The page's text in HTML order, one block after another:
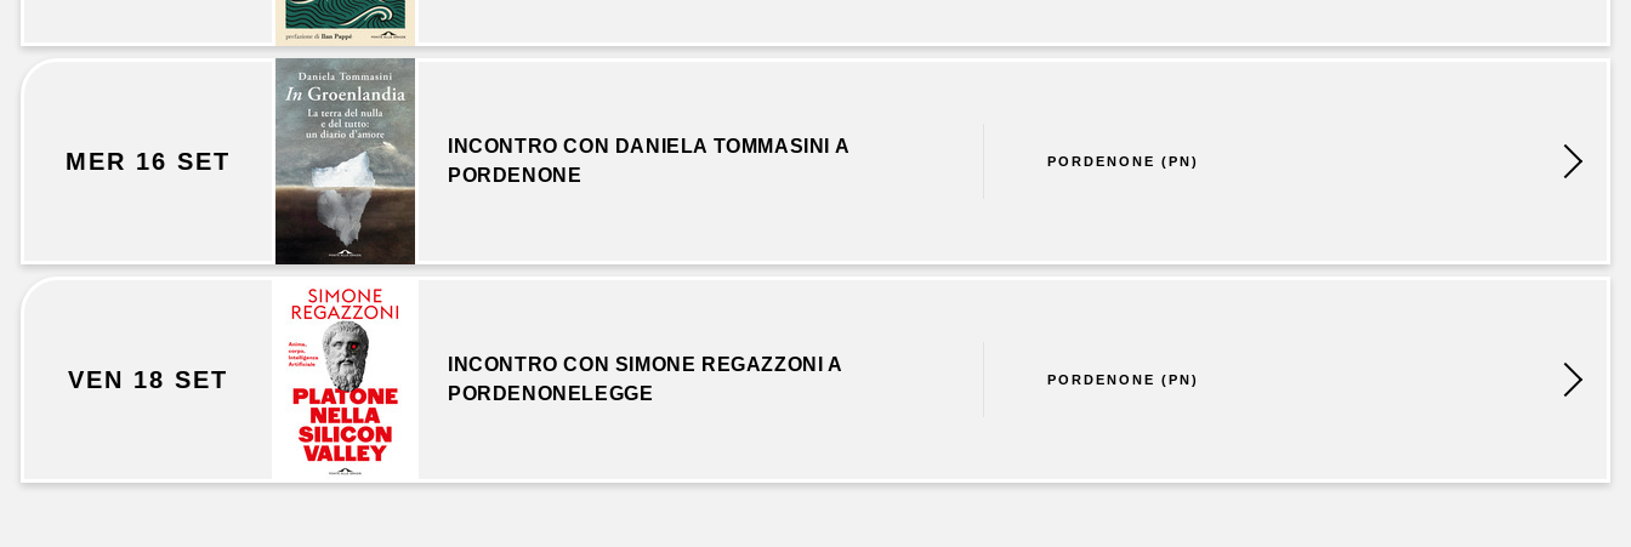
MER 16 SET PORDENONE (PN)
INCONTRO CON DANIELA TOMMASINI A
PORDENONE
VEN 18 SET PORDENONE (PN)
INCONTRO CON SIMONE REGAZZONI A
PORDENONELEGGE